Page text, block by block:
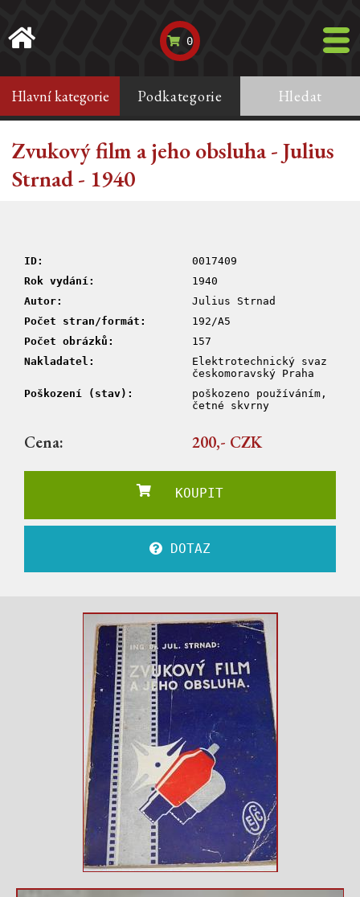
0
Hlavní kategorie Podkategorie Hledat
Zvukový film a jeho obsluha - Julius
Strnad - 1940
ID:
0017409
Rok vydání:
1940
Autor:
Julius Strnad
Počet stran/formát:
192/A5
Počet obrázků:
157
Nakladatel:
Elektrotechnický svaz
českomoravský Praha
Poškození (stav):
poškozeno používáním,
četné skvrny
Cena: 200,- CZK
KOUPIT
DOTAZ